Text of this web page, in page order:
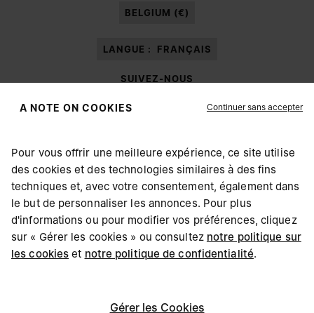
différents canaux de communication en ligne et hors ligne comme cela est
BELGIUM (€)
LANGUE : FRANÇAIS
SUIVEZ-NOUS
Maison Margiela MM6
Maison Margiela fait partie du Groupe OTB
CHOISISSEZ VOTRE LOCALISATION
Il semblerait que vous soyez à United States. Souhaitez-
vous mettre à jour votre localisation ?
United States
A NOTE ON COOKIES Continuer sans accepter
Pour vous offrir une meilleure expérience, ce site utilise
des cookies et des technologies similaires à des fins
techniques et, avec votre consentement, également dans
le but de personnaliser les annonces. Pour plus
d'informations ou pour modifier vos préférences, cliquez
sur « Gérer les cookies » ou consultez notre politique sur
les cookies et notre politique de confidentialité.
Gérer les Cookies